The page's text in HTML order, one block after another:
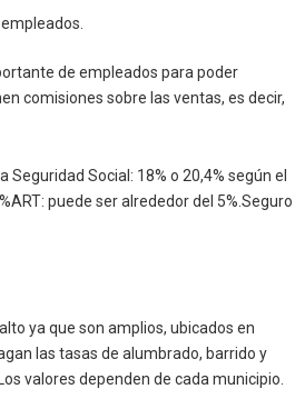
de empleados para poder
comisiones sobre las ventas, es decir,
Social: 18% o 20,4% según el
puede ser alrededor del 5%.Seguro
ya que son amplios, ubicados en
las tasas de alumbrado, barrido y
valores dependen de cada municipio.